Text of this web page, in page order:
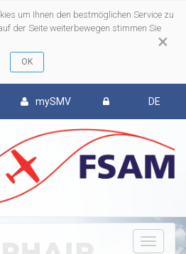
×
um Ihnen den bestmöglichen Service zu
der Seite weiterbewegen stimmen Sie
mySMV DE